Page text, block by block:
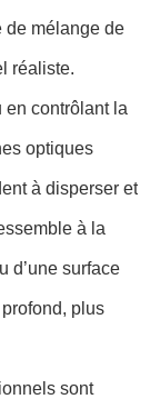
de mélange de
réaliste.
en contrôlant la
optiques
à disperser et
à la
d’une surface
plus
sont